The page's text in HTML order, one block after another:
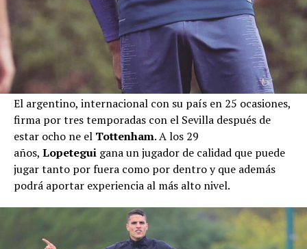
El argentino, internacional con su país en 25 ocasiones,
firma por tres temporadas con el Sevilla después de
estar ocho ne el Tottenham. A los 29
años, Lopetegui gana un jugador de calidad que puede
jugar tanto por fuera como por dentro y que además
podrá aportar experiencia al más alto nivel.